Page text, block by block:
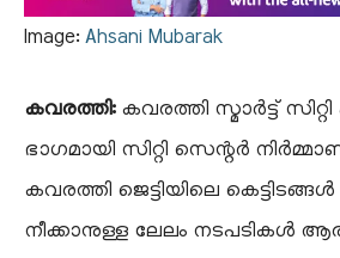
Image: Ahsani Mubarak
കവരത്തി:കവരത്തി സ്മാർട്ട്
ഭാഗമായി സിറ്റി സെന്റർ
കവരത്തി ജെട്ടിയിലെ
നീക്കാനുള്ള ലേലം നടപടികൾ